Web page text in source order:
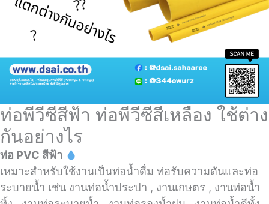
ท่อพีวีซีสีฟ้า ท่อพีวีซีสีเหลือง ใช้ต่าง
กันอย่างไร
ท่อ PVC สีฟ้า
เหมาะสำหรับใช้งานเป็นท่อน้ำดื่ม ท่อรับความดันและท่อ
ระบายน้ำ เช่น งานท่อน้ำประปา , งานเกษตร , งานท่อน้ำ